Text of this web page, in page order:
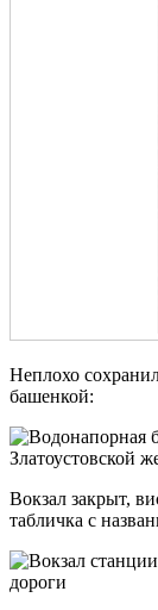
Неплохо
башенкой:
Вокзал закрыт,
табличка с